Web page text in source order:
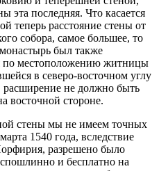
эта последняя. Что касается
теперь расстояние стены от
собора, самое большее, то
был также
по местоположению житницы
в северо-восточном углу
не должно быть
восточной стороне.
стены мы не имеем точных
1540 года, вследствие
разрешено было
и бесплатно на